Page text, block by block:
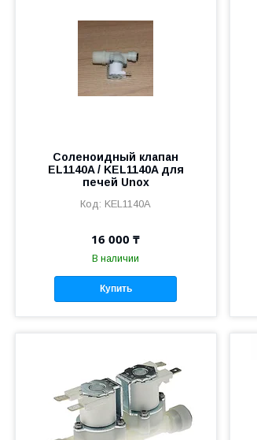
Соленоидный клапан
EL1140A / KEL1140A для
печей Unox
KEL1140A
16 000 ₸
В наличии
Купить